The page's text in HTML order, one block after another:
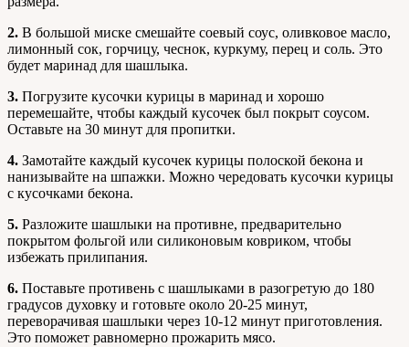
2. В большой миске смешайте соевый соус, оливковое масло,
лимонный сок, горчицу, чеснок, куркуму, перец и соль. Это
будет маринад для шашлыка.
3. Погрузите кусочки курицы в маринад и хорошо
перемешайте, чтобы каждый кусочек был покрыт соусом.
Оставьте на 30 минут для пропитки.
4. Замотайте каждый кусочек курицы полоской бекона и
нанизывайте на шпажки. Можно чередовать кусочки курицы
с кусочками бекона.
5. Разложите шашлыки на противне, предварительно
покрытом фольгой или силиконовым ковриком, чтобы
избежать прилипания.
6. Поставьте противень с шашлыками в разогретую до 180
градусов духовку и готовьте около 20-25 минут,
переворачивая шашлыки через 10-12 минут приготовления.
Это поможет равномерно прожарить мясо.